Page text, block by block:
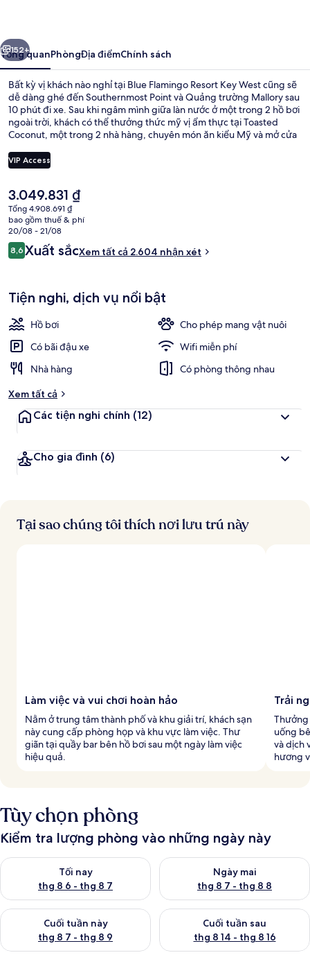
West
Tiếp
152+
Tổng quanPhòngĐịa điểmChính sách
Bất kỳ vị khách nào nghỉ tại Blue Flamingo Resort Key West cũng sẽ
dễ dàng ghé đến Southernmost Point và Quảng trường Mallory sau
10 phút đi xe. Sau khi ngâm mình giữa làn nước ở một trong 2 hồ bơi
ngoài trời, khách có thể thưởng thức mỹ vị ẩm thực tại Toasted
Coconut, một trong 2 nhà hàng, chuyên món ăn kiểu Mỹ và mở cửa
gồm 2 quán bar cạnh hồ bơi, trung tâm thể thao phục vụ 24 giờ và
bồn tắm spa. Hồ bơi và nhân viên nhiệt tình là những điều ghi dấu
VIP Access
Giá
hiện
tại
là
3.049.831 ₫
3.049.831 ₫
Tổng 4.908.691 ₫
bao gồm thuế & phí
20/08 - 21/08
Nhận
xét
8,68,6 trên 10,
Xuất sắcXem tất cả 2.604 nhận xét
Tiện nghi, dịch vụ nổi bật
Hồ bơi
Cho phép mang vật nuôi
Có bãi đậu xe
Wifi miễn phí
Nhà hàng
Có phòng thông nhau
Xem tất cả
Các tiện nghi chính (12)
Cho gia đình (6)
Tại sao chúng tôi thích nơi lưu trú này
Làm việc và vui chơi hoàn hảo
Nằm ở trung tâm thành phố và khu giải trí, khách sạn
này cung cấp phòng họp và khu vực làm việc. Thư
giãn tại quầy bar bên hồ bơi sau một ngày làm việc
hiệu quả.
Trải
Thưởng
uống
và dịch
hương
Tùy chọn phòng
Kiểm tra lượng phòng vào những ngày này
Tối nay
thg 8 6 - thg 8 7
Kiểm tra lượng phòng tối nay từ thg 8 6 - thg 8 7
Ngày mai
thg 8 7 - thg 8 8
Kiểm tra lượng phòng ngày
Cuối tuần này
thg 8 7 - thg 8 9
Kiểm tra lượng phòng cuối tuần này từ thg 8 7 - thg 8 9
Cuối tuần sau
thg 8 14 - thg 8 16
Kiểm tra lượng phòng cuối